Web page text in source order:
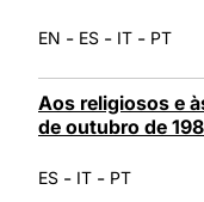
EN - ES - IT - PT
Aos religiosos e
de outubro de
ES - IT - PT